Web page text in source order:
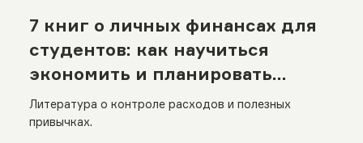
7 книг о личных финансах для
студентов: как научиться
экономить и планировать
бюджет
Литература о контроле расходов и полезных
привычках.